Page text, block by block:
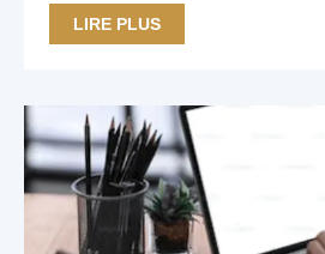
LIRE PLUS